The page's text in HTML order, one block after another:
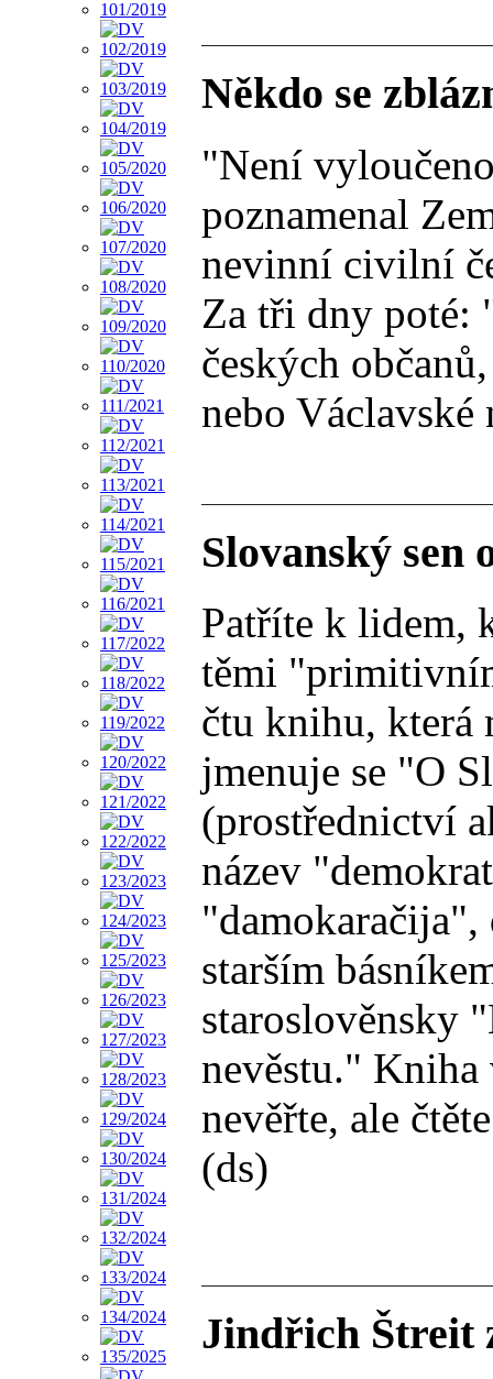
Někdo se
"Není
poznamenal
nevinní civilní
Za tři dny poté:
českých
nebo
Slovanský sen
Patříte k lidem,
těmi
čtu knihu, která
jmenuje se "O
(prostřednictví
název
"damokaračija",
starším
staroslověnsky
nevěstu." Kniha
nevěřte, ale
(ds)
Jindřich Štreit